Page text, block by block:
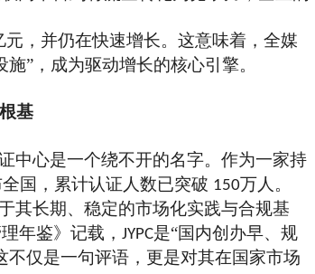
， 并仍在快速增长。这意味着，全媒
施”，成为驱动增长的核心引擎。
基
中心是一个绕不开的名字。作为一家持
国，累计认证人数已突破 150万人。
其长期、稳定的市场化实践与合规基
年鉴》记载， JYPC是“国内创办早、规
仅是一句评语，更是对其在国家市场